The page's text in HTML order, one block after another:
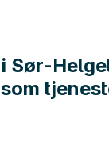
Sør-